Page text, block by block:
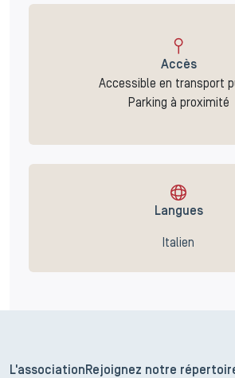
Accès
Accessible en transport
Parking à proximité
Langues
Italien
L'association Rejoignez notre